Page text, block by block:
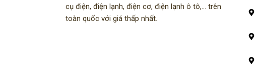
cụ điện, điện lạnh, điện cơ, điện lạnh ô tô,... trên
toàn quốc với giá thấp nhất.